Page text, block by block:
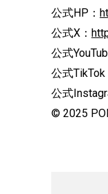
公式HP：
公式X：
公式
公式TikTok
公式
© 2025